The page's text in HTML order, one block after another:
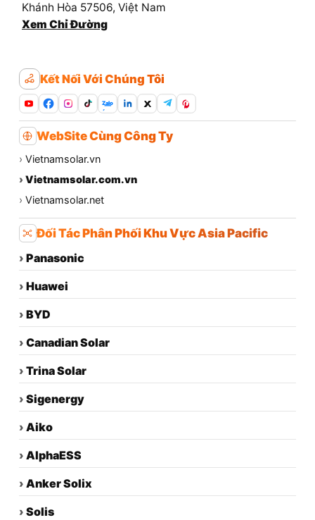
Khánh Hòa 57506, Việt Nam
Xem Chỉ Đường
Kết Nối Với Chúng Tôi
Zalo
WebSite Cùng Công Ty
› Vietnamsolar.vn
› Vietnamsolar.com.vn
› Vietnamsolar.net
Đối Tác Phân Phối Khu Vực Asia Pacific
› Panasonic
› Huawei
› BYD
› Canadian Solar
› Trina Solar
› Sigenergy
› Aiko
› AlphaESS
› Anker Solix
› Solis